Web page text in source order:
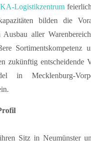
Logistikzentrum
bilden die
Ausbau aller
Sortimentskompetenz
zukünftig entscheidende
in Mecklenburg-
Sitz in Neumünster